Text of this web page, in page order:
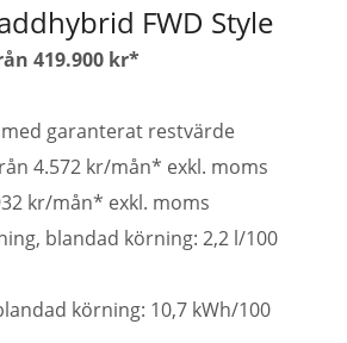
FWD Style
419.900 kr*
med garanterat restvärde
4.572 kr/mån* exkl. moms
kr/mån* exkl. moms
blandad körning: 2,2 l/100
körning: 10,7 kWh/100